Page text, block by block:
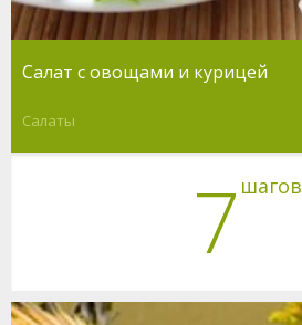
Салат с овощами и курицей
Салаты
7 шагов